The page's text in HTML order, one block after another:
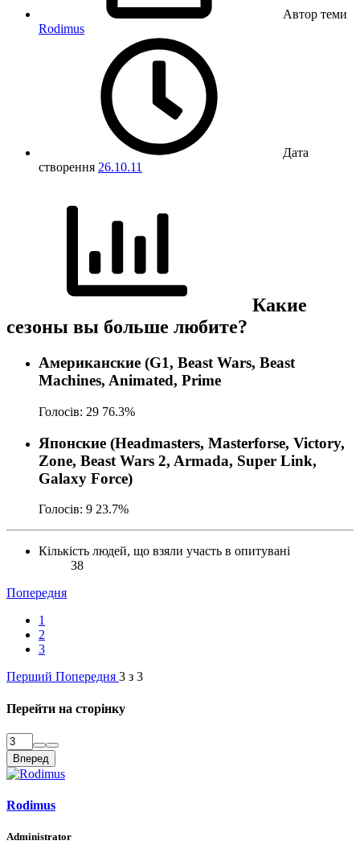
Автор теми
Rodimus
Дата
створення 26.10.11
Какие
сезоны вы больше любите?
Американские (G1, Beast Wars, Beast
Machines, Animated, Prime
Голосів: 29 76.3%
Японские (Headmasters, Masterforse, Victory,
Zone, Beast Wars 2, Armada, Super Link,
Galaxy Force)
Голосів: 9 23.7%
Кількість людей, що взяли участь в опитувані
38
Попередня
1
2
3
Перший Попередня 3 з 3
Перейти на сторінку
Вперед
Rodimus
Administrator